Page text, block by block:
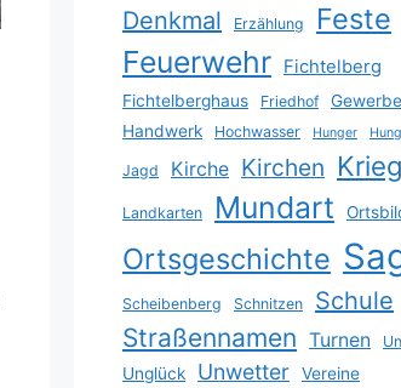
Denkmal Erzählung Feste
Feuerwehr Fichtelberg
Fichtelberghaus Friedhof
Gewerbe
Handwerk
Hochwasser Hunger
Jagd Kirche Kirchen Krieg
Landkarten Mundart
Ortsgeschichte
Scheibenberg Schnitzen Schule
Straßennamen Turnen
Unglück Unwetter Vereine